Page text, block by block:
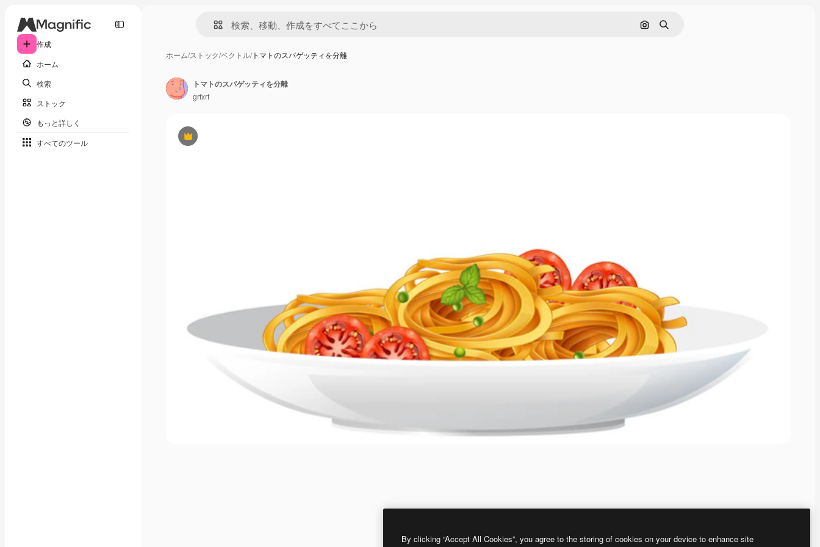
作成
ホーム
検索
ストック
もっと詳しく
すべてのツール
画像で検索
検索
ホーム/ストック/ベクトル/トマトのスパゲッティを分離
Premium
トマトのスパゲッティを分離
grfxrf
By clicking “Accept All Cookies”, you agree to the storing of cookies on your device to enhance site